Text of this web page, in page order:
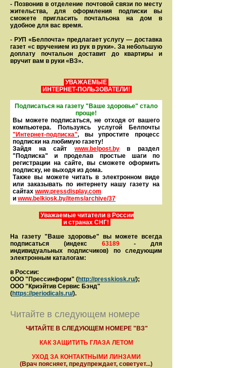
- Позвонив в отделение почтовой связи по месту
жительства, для оформления подписки вы
сможете пригласить почтальона на дом в
удобное для вас время.
- РУП «Белпочта» предлагает услугу — доставка
газет «с вручением из рук в руки». За небольшую
доплату почтальон доставит до квартиры и
вручит вам в руки «ВЗ».
УВАЖАЕМЫЕ
ИНТЕРНЕТ-ПОЛЬЗОВАТЕЛИ!
Подписаться на газету "Ваше здоровье" стало
проще!
Вы можете подписаться, не отходя от вашего
компьютера. Пользуясь услугой Белпочты
"Интернет-подписка", вы упростите процесс
подписки на любимую газету!
Зайдя на сайт www.belpost.by
в раздел
"Подписка" и проделав простые шаги по
регистрации на сайте, вы сможете оформить
под­писку, не выходя из дома.
Также вы можете читать в элек­тронном виде
или заказывать по интернету нашу газету на
сайтах www.pressdisplay.com
и www.belkiosk.by/items/archive/37
Уважаемые читатели в России
и странах СНГ!
На газету "Ваше здоровье" вы можете всегда
подписаться (индекс 63189- для
индивидуальных подписчиков) по следующим
электронным каталогам:
в России:
ООО "Прессинформ" (http://presskiosk.ru/);
ООО "Криэйтив Сервис Бэнд"
(https://periodicals.ru/).
Читайте в следующем номере
ЧИТАЙТЕ В СЛЕДУЮЩЕМ НОМЕРЕ "ВЗ"
КАК ЗАЩИТИТЬ ГЛАЗА ЛЕТОМ
УХОД ЗА КОНТАКТНЫМИ ЛИНЗАМИ
(Врач поясняет, предупреждает, советует...)